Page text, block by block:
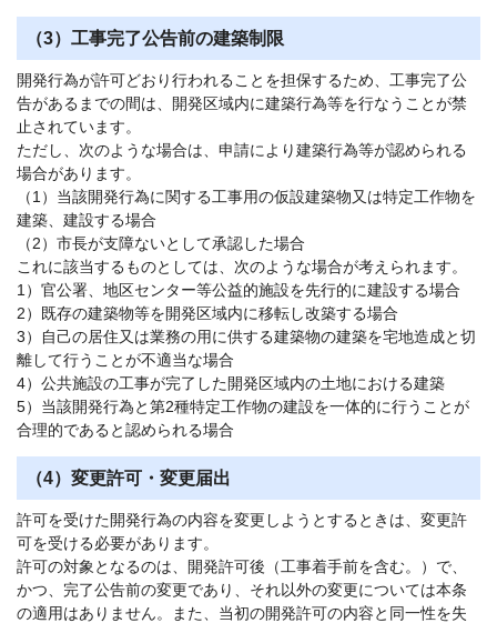
（3）工事完了公告前の建築制限
開発行為が許可どおり行われることを担保するため、工事完了公
告があるまでの間は、開発区域内に建築行為等を行なうことが禁
止されています。
ただし、次のような場合は、申請により建築行為等が認められる
場合があります。
（1）当該開発行為に関する工事用の仮設建築物又は特定工作物を
建築、建設する場合
（2）市長が支障ないとして承認した場合
これに該当するものとしては、次のような場合が考えられます。
1）官公署、地区センター等公益的施設を先行的に建設する場合
2）既存の建築物等を開発区域内に移転し改築する場合
3）自己の居住又は業務の用に供する建築物の建築を宅地造成と切
離して行うことが不適当な場合
4）公共施設の工事が完了した開発区域内の土地における建築
5）当該開発行為と第2種特定工作物の建設を一体的に行うことが
合理的であると認められる場合
（4）変更許可・変更届出
許可を受けた開発行為の内容を変更しようとするときは、変更許
可を受ける必要があります。
許可の対象となるのは、開発許可後（工事着手前を含む。）で、
かつ、完了公告前の変更であり、それ以外の変更については本条
の適用はありません。また、当初の開発許可の内容と同一性を失